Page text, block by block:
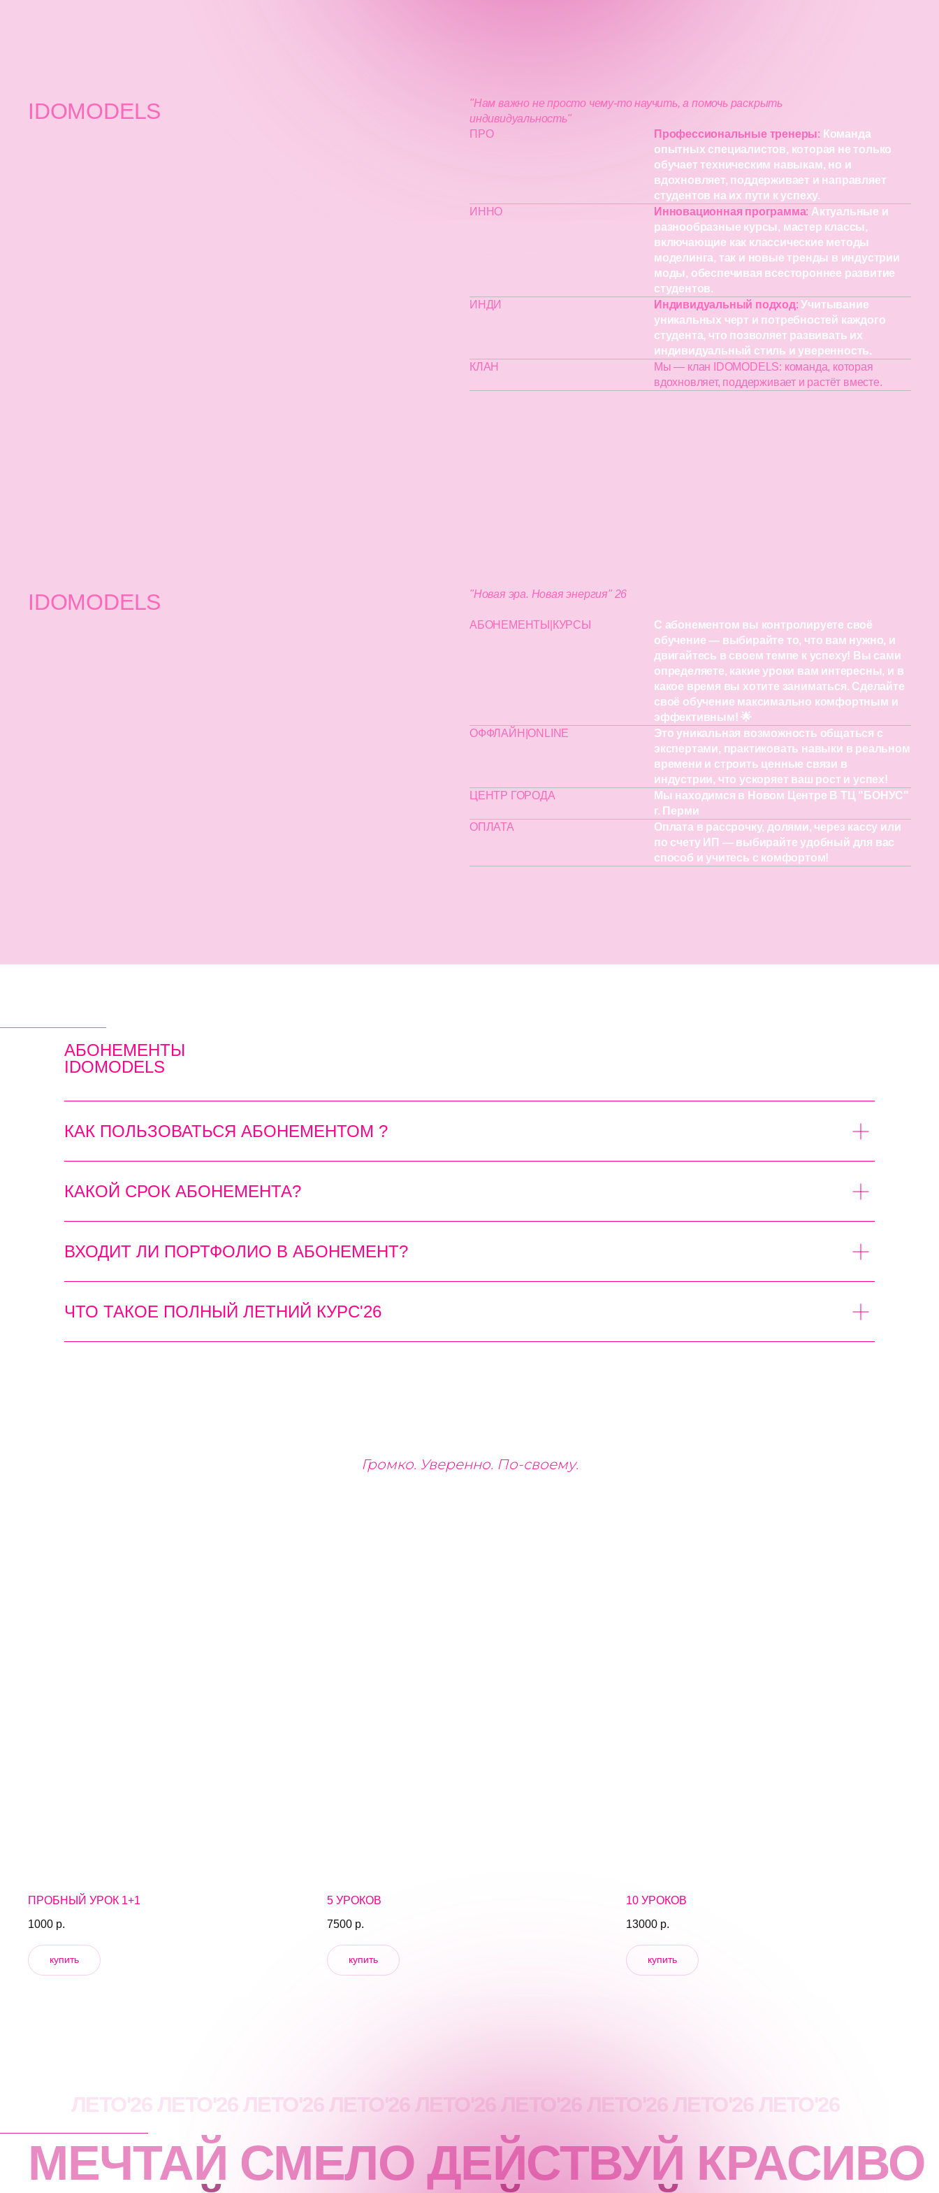
IDOMODELS
"Нам важно не просто чему-то научить, а помочь раскрыть
индивидуальность"
ПРО
Профессиональные тренеры: Команда
опытных специалистов, которая не только
обучает техническим навыкам, но и
вдохновляет, поддерживает и направляет
студентов на их пути к успеху.
ИННО
Инновационная программа: Актуальные и
разнообразные курсы, мастер классы,
включающие как классические методы
моделинга, так и новые тренды в индустрии
моды, обеспечивая всестороннее развитие
студентов.
ИНДИ
Индивидуальный подход:Учитывание
уникальных черт и потребностей каждого
студента, что позволяет развивать их
индивидуальный стиль и уверенность.
КЛАН
Мы — клан IDOMODELS: команда, которая
вдохновляет, поддерживает и растёт вместе.
IDOMODELS "Новая эра. Новая энергия" 26
АБОНЕМЕНТЫ|КУРСЫ
С абонементом вы контролируете своё
обучение — выбирайте то, что вам нужно, и
двигайтесь в своем темпе к успеху! Вы сами
определяете, какие уроки вам интересны, и в
какое время вы хотите заниматься. Сделайте
своё обучение максимально комфортным и
эффективным! 🌟
ОФФЛАЙН|ONLINE
Это уникальная возможность общаться с
экспертами, практиковать навыки в реальном
времени и строить ценные связи в
индустрии, что ускоряет ваш рост и успех!
ЦЕНТР ГОРОДА
Мы находимся в Новом Центре В ТЦ "БОНУС"
г. Перми
ОПЛАТА
Оплата в рассрочку, долями, через кассу или
по счету ИП — выбирайте удобный для вас
способ и учитесь с комфортом!
АБОНЕМЕНТЫ
IDOMODELS
КАК ПОЛЬЗОВАТЬСЯ АБОНЕМЕНТОМ ?
КАКОЙ СРОК АБОНЕМЕНТА?
ВХОДИТ ЛИ ПОРТФОЛИО В АБОНЕМЕНТ?
ЧТО ТАКОЕ ПОЛНЫЙ ЛЕТНИЙ КУРС'26
Громко. Уверенно. По-своему.
ПРОБНЫЙ УРОК 1+1
1000 р.
купить
5 УРОКОВ
7500 р.
купить
10 УРОКОВ
13000 р.
купить
ЛЕТО'26 ЛЕТО'26 ЛЕТО'26 ЛЕТО '26 ЛЕТО '26 ЛЕТО '26 ЛЕТО'26 ЛЕТО'26 ЛЕТО'26
МЕЧТАЙ СМЕЛО ДЕЙСТВУЙ КРАСИВО